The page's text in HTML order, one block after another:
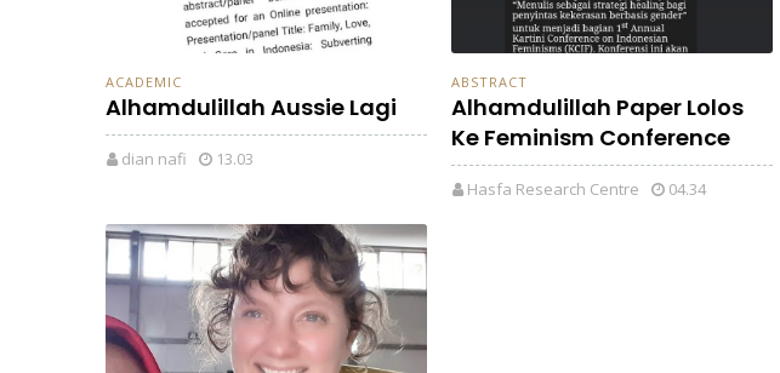
ACADEMIC
Alhamdulillah Aussie Lagi
dian nafi 13.03
ABSTRACT
Alhamdulillah Paper Lolos
Ke Feminism Conference
Hasfa Research Centre 04.34